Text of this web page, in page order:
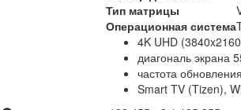
Тип матрицы
Операционная система
4K UHD
диагональ экрана
частота
Smart TV (Tizen),